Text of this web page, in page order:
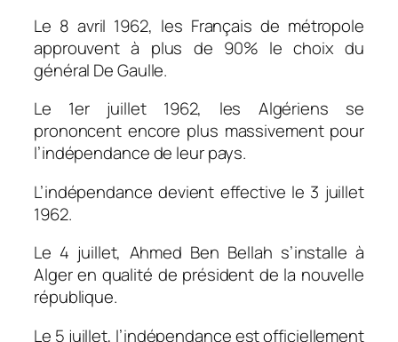
Le 8 avril 1962, les Français de métropole
approuvent à plus de 90% le choix du
général De Gaulle.
Le 1er juillet 1962, les Algériens se
prononcent encore plus massivement pour
l’indépendance de leur pays.
L’indépendance devient effective le 3 juillet
1962.
Le 4 juillet, Ahmed Ben Bellah s’installe à
Alger en qualité de président de la nouvelle
république.
Le 5 juillet, l’indépendance est officiellement